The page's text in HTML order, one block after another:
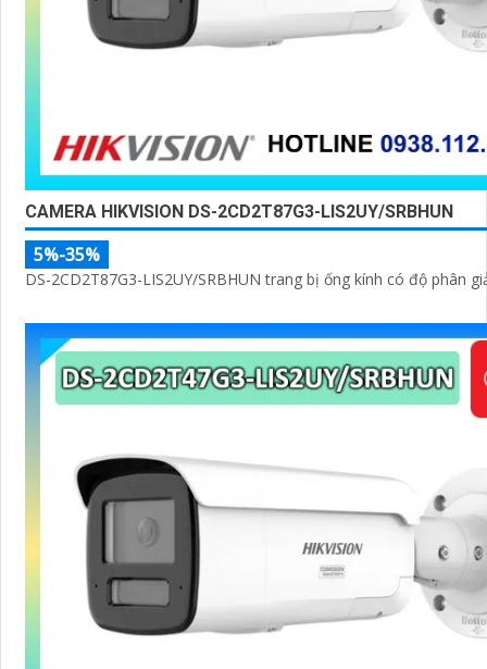
CAMERA HIKVISION DS-2CD2T87G3-LIS2UY/SRBHUN
5%-35%
DS-2CD2T87G3-LIS2UY/SRBHUN trang bị ống kính có độ phân